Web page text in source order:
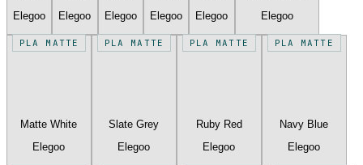
Elegoo
Elegoo
Elegoo
Elegoo
Elegoo
Elegoo
PLA MATTE
Matte White
Elegoo
PLA MATTE
Slate Grey
Elegoo
PLA MATTE
Ruby Red
Elegoo
PLA MATTE
Navy Blue
Elegoo